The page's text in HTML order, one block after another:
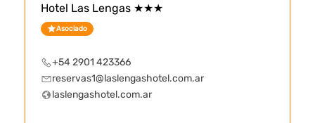
Hotel Las Lengas ★★★
Asociado
+54 2901 423366
reservas1@laslengashotel.com.ar
laslengashotel.com.ar